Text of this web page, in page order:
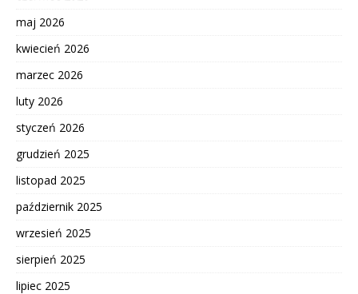
maj 2026
kwiecień 2026
marzec 2026
luty 2026
styczeń 2026
grudzień 2025
listopad 2025
październik 2025
wrzesień 2025
sierpień 2025
lipiec 2025